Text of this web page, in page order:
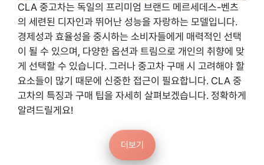
CLA 중고차는 독일의 프리미엄 브랜드 메르세데스-벤츠
의 세련된 디자인과 뛰어난 성능을 자랑하는 모델입니다.
경제성과 효율성을 중시하는 소비자들에게 매력적인 선택
이 될 수 있으며, 다양한 옵션과 트림으로 개인의 취향에 맞
게 선택할 수 있습니다. 그러나 중고차 구매 시 고려해야 할
요소들이 많기 때문에 신중한 접근이 필요합니다. CLA 중
고차의 특징과 구매 팁을 자세히 살펴보겠습니다. 정확하게
알려드릴게요!
더보기